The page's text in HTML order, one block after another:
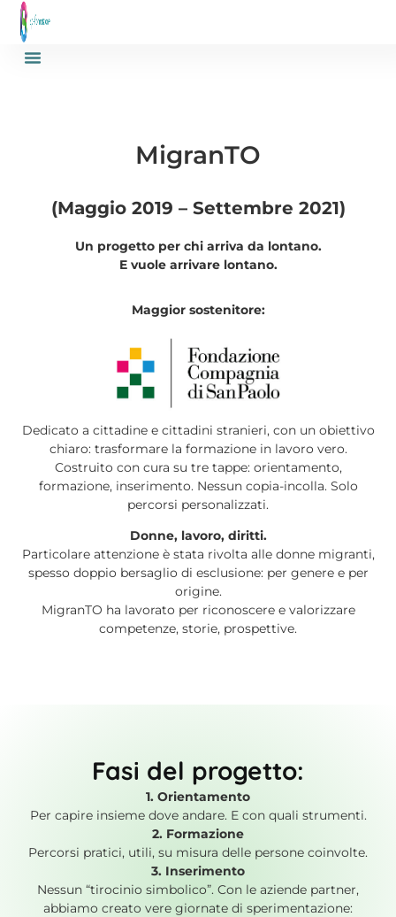
MigranTO
(Maggio 2019 – Settembre 2021)
Un progetto per chi arriva da lontano.
E vuole arrivare lontano.
Maggior sostenitore:
Dedicato a cittadine e cittadini stranieri, con un obiettivo
chiaro: trasformare la formazione in lavoro vero.
Costruito con cura su tre tappe: orientamento,
formazione, inserimento. Nessun copia-incolla. Solo
percorsi personalizzati.
Donne, lavoro, diritti.
Particolare attenzione è stata rivolta alle donne migranti,
spesso doppio bersaglio di esclusione: per genere e per
origine.
MigranTO ha lavorato per riconoscere e valorizzare
competenze, storie, prospettive.
Fasi del progetto:
1. Orientamento
Per capire insieme dove andare. E con quali strumenti.
2. Formazione
Percorsi pratici, utili, su misura delle persone coinvolte.
3. Inserimento
Nessun “tirocinio simbolico”. Con le aziende partner,
abbiamo creato vere giornate di sperimentazione: